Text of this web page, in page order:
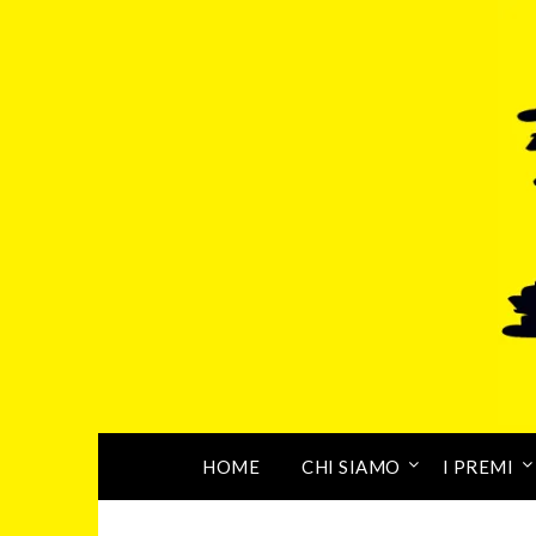
HOME CHI SIAMO I PREMI